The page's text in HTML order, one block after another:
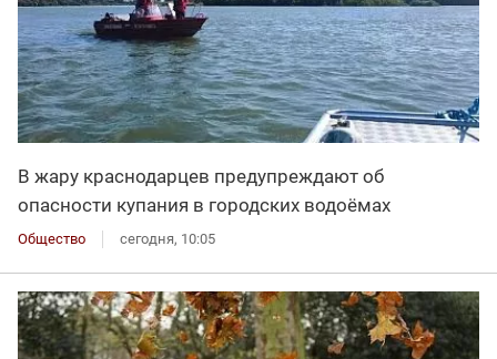
В жару краснодарцев предупреждают об
опасности купания в городских водоёмах
Общество сегодня, 10:05